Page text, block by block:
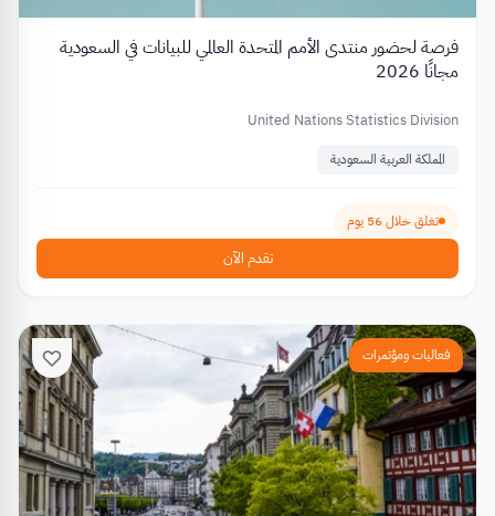
فرصة لحضور منتدى الأمم المتحدة العالمي للبيانات في السعودية
مجانًا 2026
United Nations Statistics Division
المملكة العربية السعودية
تغلق خلال 56 يوم
تقدم الآن
فعاليات ومؤتمرات